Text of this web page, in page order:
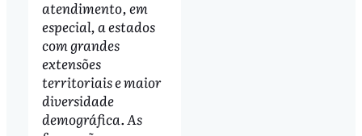
atendimento, em
especial, a estados
com grandes
extensões
territoriais e maior
diversidade
demográfica. As